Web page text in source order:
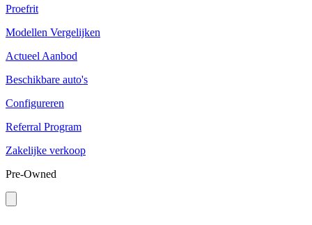
Proefrit
Modellen Vergelijken
Actueel Aanbod
Beschikbare auto's
Configureren
Referral Program
Zakelijke verkoop
Pre-Owned